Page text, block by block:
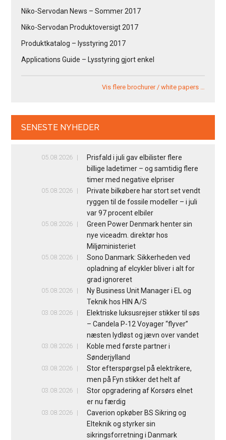
Niko-Servodan News – Sommer 2017
Niko-Servodan Produktoversigt 2017
Produktkatalog – lysstyring 2017
Applications Guide – Lysstyring gjort enkel
Vis flere brochurer / white papers …
SENESTE NYHEDER
05.08.2026
Prisfald i juli gav elbilister flere
billige ladetimer – og samtidig flere
timer med negative elpriser
05.08.2026
Private bilkøbere har stort set vendt
ryggen til de fossile modeller – i juli
var 97 procent elbiler
05.08.2026
Green Power Denmark henter sin
nye viceadm. direktør hos
Miljøministeriet
05.08.2026
Sono Danmark: Sikkerheden ved
opladning af elcykler bliver i alt for
grad ignoreret
05.08.2026
Ny Business Unit Manager i EL og
Teknik hos HIN A/S
03.08.2026
Elektriske luksusrejser stikker til søs
– Candela P-12 Voyager “flyver”
næsten lydløst og jævn over vandet
03.08.2026
Koble med første partner i
Sønderjylland
03.08.2026
Stor efterspørgsel på elektrikere,
men på Fyn stikker det helt af
03.08.2026
Stor opgradering af Korsørs elnet
er nu færdig
03.08.2026
Caverion opkøber BS Sikring og
Elteknik og styrker sin
sikringsforretning i Danmark